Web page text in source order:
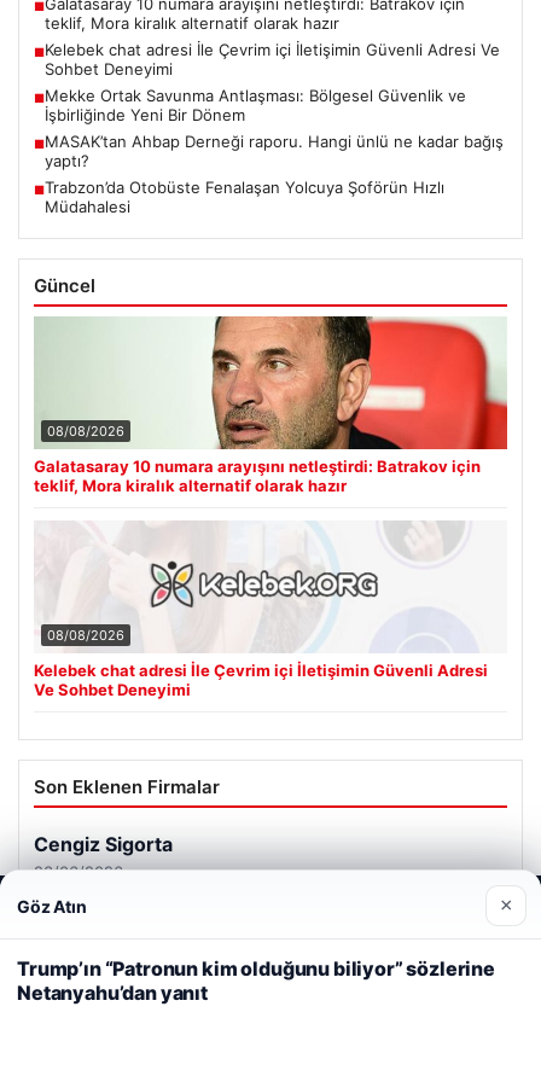
■
teklif, Mora kiralık alternatif olarak hazır
■Kelebek chat adresi İle Çevrim içi İletişimin Güvenli Adresi Ve
Sohbet Deneyimi
■Mekke Ortak Savunma Antlaşması: Bölgesel Güvenlik ve
İşbirliğinde Yeni Bir Dönem
■MASAK’tan Ahbap Derneği raporu. Hangi ünlü ne kadar bağış
yaptı?
■Trabzon’da Otobüste Fenalaşan Yolcuya Şoförün Hızlı
Müdahalesi
Güncel
08/08/2026
Galatasaray 10 numara arayışını netleştirdi: Batrakov için
teklif, Mora kiralık alternatif olarak hazır
08/08/2026
Kelebek chat adresi İle Çevrim içi İletişimin Güvenli Adresi
Ve Sohbet Deneyimi
Son Eklenen Firmalar
Cengiz Sigorta
23/06/2026
Web sitemizi nasıl kullandığınızı daha iyi anlayabilmek,
deneyiminizi kişiselleştirmek ve geliştirmek amacıyla çerezler
kullanıyoruz. Çerez Politikamız
Reddet Kabul Et
Göz Atın ×
Trump’ın “Patronun kim olduğunu biliyor” sözlerine
Netanyahu’dan yanıt